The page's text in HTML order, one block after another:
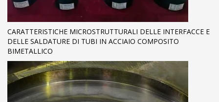
CARATTERISTICHE MICROSTRUTTURALI DELLE INTERFACCE E
DELLE SALDATURE DI TUBI IN ACCIAIO COMPOSITO
BIMETALLICO